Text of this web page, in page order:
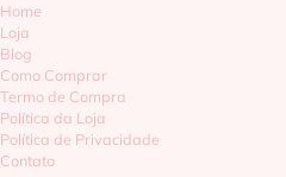
Home
Loja
Blog
Como Comprar
Termo de Compra
Política da Loja
Política de Privacidade
Contato